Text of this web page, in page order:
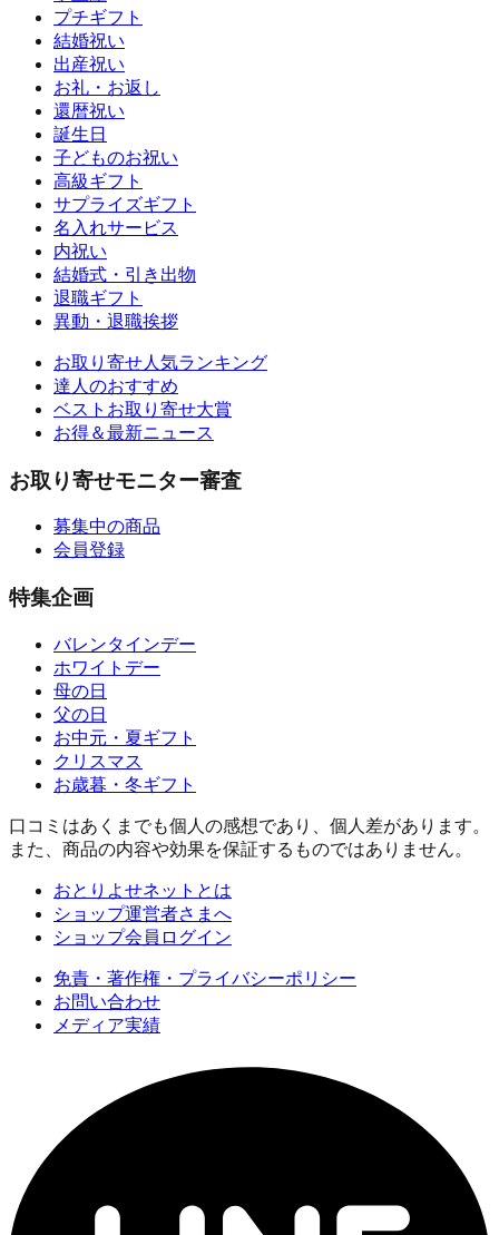
プチギフト
結婚祝い
出産祝い
お礼・お返し
還暦祝い
誕生日
子どものお祝い
高級ギフト
サプライズギフト
名入れサービス
内祝い
結婚式・引き出物
退職ギフト
異動・退職挨拶
お取り寄せ人気ランキング
達人のおすすめ
ベストお取り寄せ大賞
お得＆最新ニュース
お取り寄せモニター審査
募集中の商品
会員登録
特集企画
バレンタインデー
ホワイトデー
母の日
父の日
お中元・夏ギフト
クリスマス
お歳暮・冬ギフト
口コミはあくまでも個人の感想であり、個人差があります。
また、商品の内容や効果を保証するものではありません。
おとりよせネットとは
ショップ運営者さまへ
ショップ会員ログイン
免責・著作権・プライバシーポリシー
お問い合わせ
メディア実績